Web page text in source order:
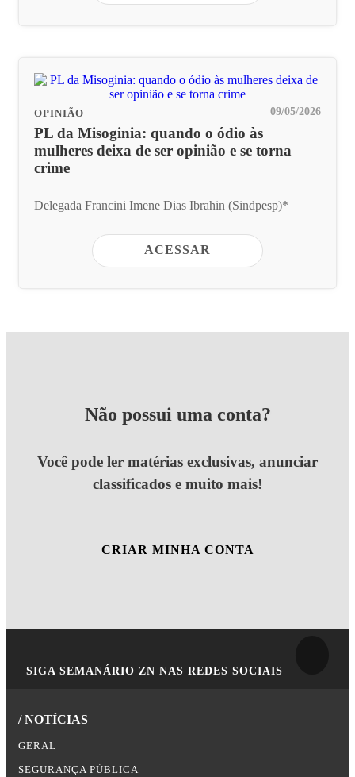
OPINIÃO 09/05/2026
PL da Misoginia: quando o ódio às
mulheres deixa de ser opinião e se torna
crime
Delegada Francini Imene Dias Ibrahin (Sindpesp)*
ACESSAR
Não possui uma conta?
Você pode ler matérias exclusivas, anunciar
classificados e muito mais!
CRIAR MINHA CONTA
SIGA SEMANÁRIO ZN NAS REDES SOCIAIS
/ NOTÍCIAS
GERAL
SEGURANÇA PÚBLICA